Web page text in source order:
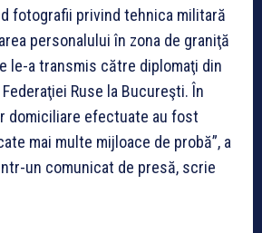
fotografii privind tehnica militară
personalului în zona de graniţă
le-a transmis către diplomaţi din
Ruse la Bucureşti. În
domiciliare efectuate au fost
mai multe mijloace de probă”, a
un comunicat de presă, scrie